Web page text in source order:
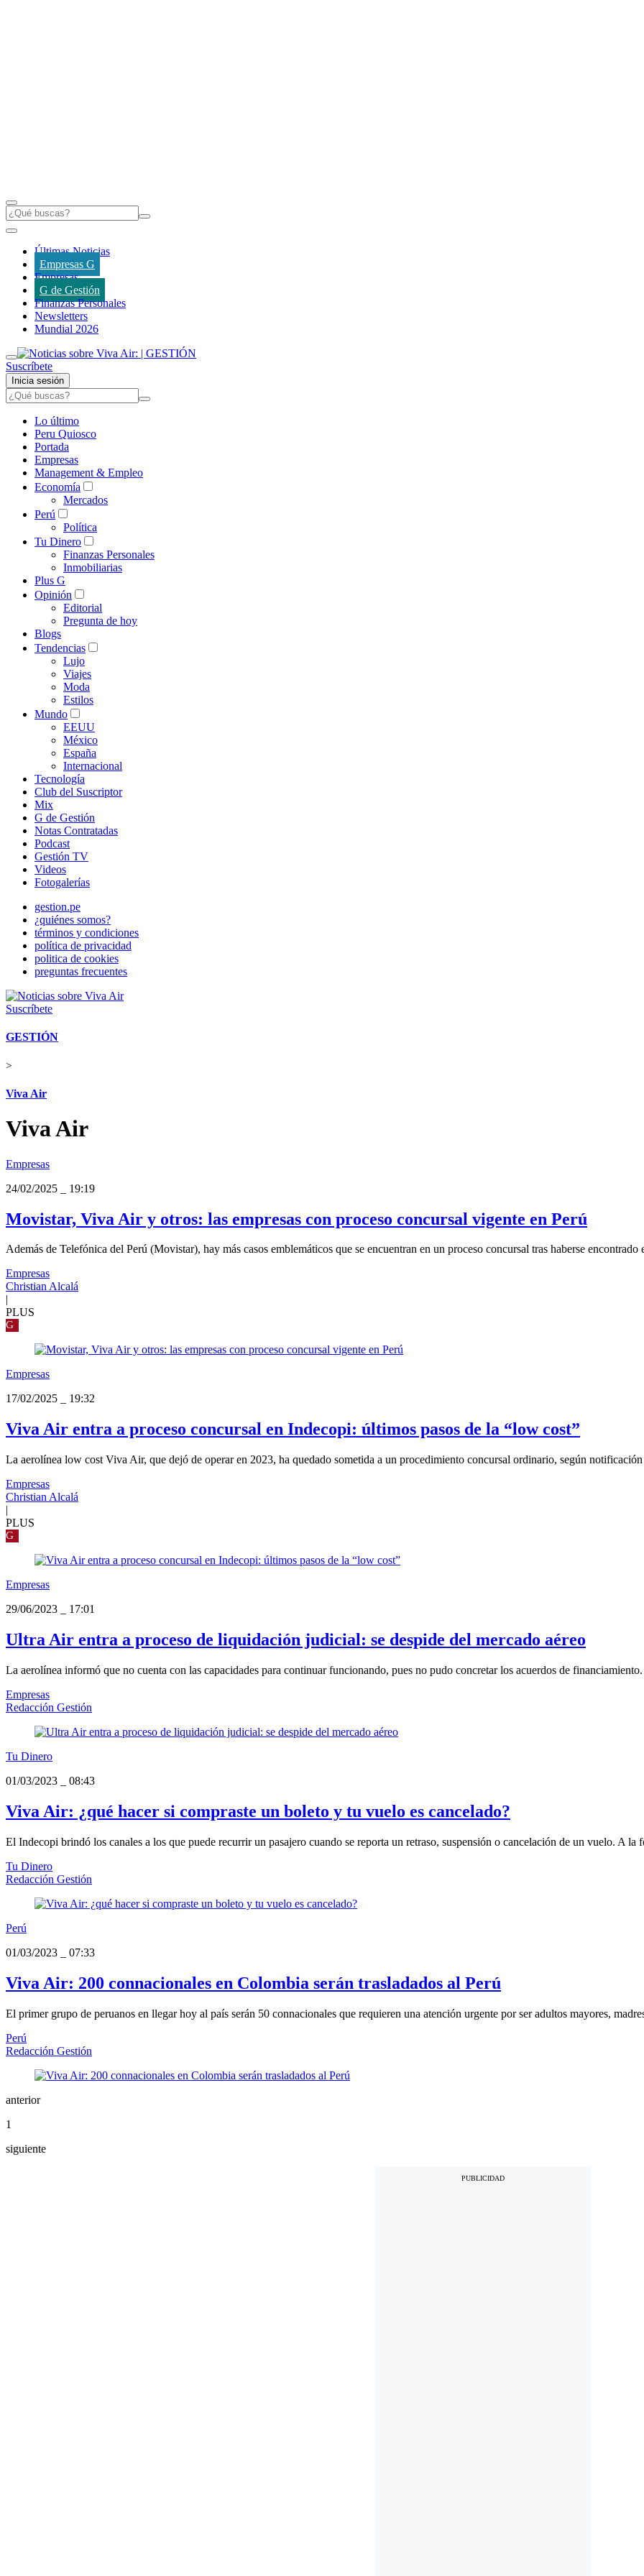
Últimas Noticias
Empresas G
Empresas
G de Gestión
Finanzas Personales
Newsletters
Mundial 2026
Suscríbete
Inicia sesión
Lo último
Peru Quiosco
Portada
Empresas
Management & Empleo
Economía
Mercados
Perú
Política
Tu Dinero
Finanzas Personales
Inmobiliarias
Plus G
Opinión
Editorial
Pregunta de hoy
Blogs
Tendencias
Lujo
Viajes
Moda
Estilos
Mundo
EEUU
México
España
Internacional
Tecnología
Club del Suscriptor
Mix
G de Gestión
Notas Contratadas
Podcast
Gestión TV
Videos
Fotogalerías
gestion.pe
¿quiénes somos?
términos y condiciones
política de privacidad
politica de cookies
preguntas frecuentes
Suscríbete
GESTIÓN
>
Viva Air
Viva Air
Empresas
24/02/2025
19:19
Movistar, Viva Air y otros: las empresas con proceso concursal vigente en Perú
Además de Telefónica del Perú (Movistar), hay más casos emblemáticos que se encuentran en un proceso concursal tras haberse encontrado
Empresas
Christian Alcalá
PLUS
G
Empresas
17/02/2025
19:32
Viva Air entra a proceso concursal en Indecopi: últimos pasos de la “low cost”
La aerolínea low cost Viva Air, que dejó de operar en 2023, ha quedado sometida a un procedimiento concursal ordinario, según
Empresas
Christian Alcalá
|
PLUS
G
Empresas
29/06/2023
17:01
Ultra Air entra a proceso de liquidación judicial: se despide del mercado aéreo
La aerolínea informó que no cuenta con las capacidades para continuar funcionando, pues no pudo concretar los acuerdos de financiamiento.
Empresas
Redacción Gestión
Tu Dinero
01/03/2023
08:43
Viva Air: ¿qué hacer si compraste un boleto y tu vuelo es cancelado?
El Indecopi brindó los canales a los que puede recurrir un pasajero cuando se reporta un retraso, suspensión o cancelación de un vuelo. A la
Tu Dinero
Redacción Gestión
Perú
01/03/2023
07:33
Viva Air: 200 connacionales en Colombia serán trasladados al Perú
El primer grupo de peruanos en llegar hoy al país serán 50 connacionales que requieren una atención urgente por ser adultos mayores,
Perú
Redacción Gestión
anterior
1
siguiente